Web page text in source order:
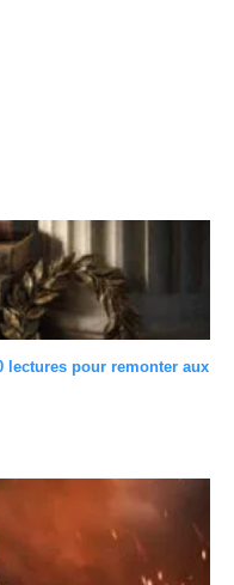
lectures pour remonter aux